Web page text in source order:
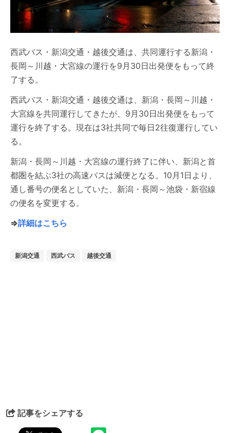
西武バス・新潟交通・越後交通は、共同運行する新潟・
長岡～川越・大宮線の運行を9月30日出発便をもって終
了する。
西武バス・新潟交通・越後交通は、新潟・長岡～川越・
大宮線を共同運行してきたが、9月30日出発便をもって
運行を終了する。現在は3社共同で毎日2往復運行してい
る。
新潟・長岡～川越・大宮線の運行終了に伴い、新潟と首
都圏を結ぶ3社の高速バスは減便となる。10月1日より、
通し番号の便名としていた、新潟・長岡～池袋・新宿線
の便名を変更する。
⇒詳細はこちら
新潟交通 西武バス 越後交通
記事をシェアする